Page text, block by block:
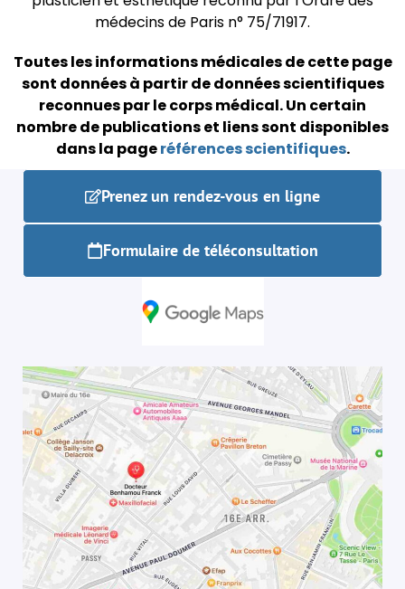
médecins de Paris n° 75/71917.
Toutes les informations médicales de cette page
sont données à partir de données scientifiques
reconnues par le corps médical.Un certain
nombre de publications et liens sont disponibles
dans la pageréférences scientifiques.
Prenez un rendez-vous en ligne
Formulaire de téléconsultation